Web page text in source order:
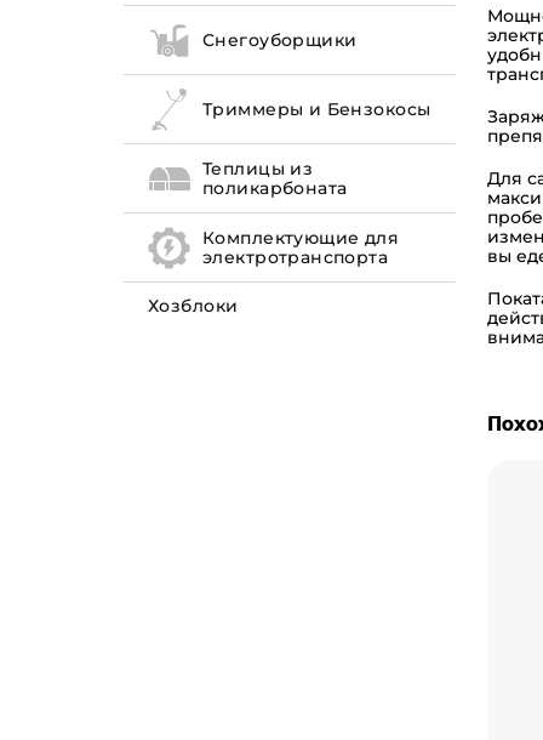
Снегоуборщики
Триммеры и Бензокосы
Теплицы из
поликарбоната
Комплектующие для
электротранспорта
Хозблоки
Для
вы